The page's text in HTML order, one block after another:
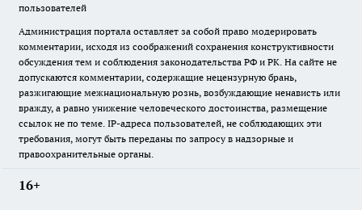
пользователей
Администрация портала оставляет за собой право модерировать
комментарии, исходя из соображений сохранения конструктивности
обсуждения тем и соблюдения законодательства РФ и РК. На сайте не
допускаются комментарии, содержащие нецензурную брань,
разжигающие межнациональную рознь, возбуждающие ненависть или
вражду, а равно унижение человеческого достоинства, размещение
ссылок не по теме. IP-адреса пользователей, не соблюдающих эти
требования, могут быть переданы по запросу в надзорные и
правоохранительные органы.
16+